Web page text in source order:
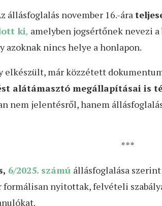
állásfoglalás november 16.-ára
ki, amelyben jogsértőnek nevezi
nincs helye a honlapon.
elkészült, már közzétett
alátámasztó megállapításai is
nem jelentésről, hanem
***
6/2025. számú állásfoglalása
nyitottak, felvételi